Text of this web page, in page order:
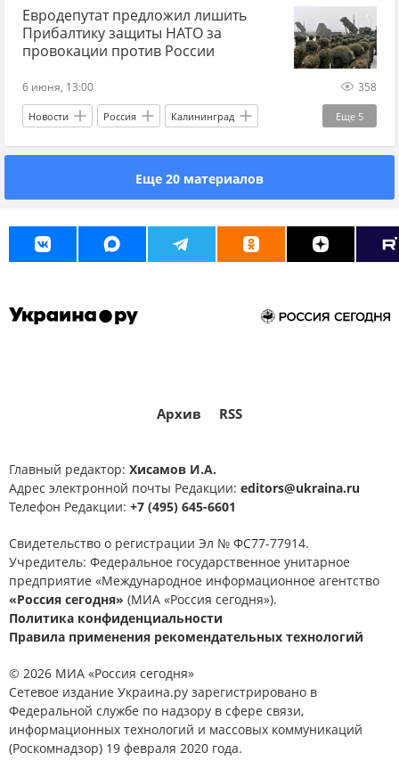
Fox News
ОБСЕ Владимир Зеленский
Украина.ру
Евродепутат предложил лишить
Прибалтику защиты НАТО за
провокации против России
6 июня, 13:00 358
Еще 5
Новости Россия Калининград
НАТО Украина.ру
Еще 20 материалов
Архив RSS
Главный редактор: Хисамов И.А.
Адрес электронной почты Редакции: editors@ukraina.ru
Телефон Редакции: +7 (495) 645-6601
Свидетельство о регистрации Эл № ФС77-77914.
Учредитель: Федеральное государственное унитарное
предприятие «Международное информационное агентство
«Россия сегодня» (МИА «Россия сегодня»).
Политика конфиденциальности
Правила применения рекомендательных технологий
© 2026 МИА «Россия сегодня»
Сетевое издание Украина.ру зарегистрировано в
Федеральной службе по надзору в сфере связи,
информационных технологий и массовых коммуникаций
(Роскомнадзор) 19 февраля 2020 года.